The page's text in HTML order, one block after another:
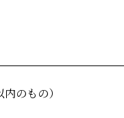
のもの）